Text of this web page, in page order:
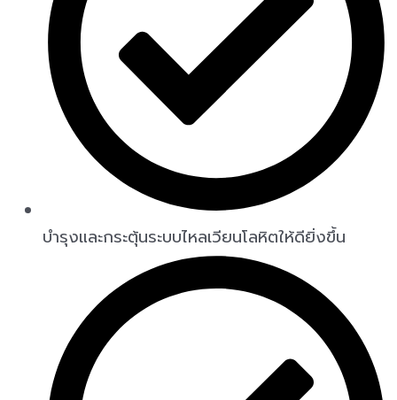
บำรุงและกระตุ้นระบบไหลเวียนโลหิตให้ดียิ่งขึ้น